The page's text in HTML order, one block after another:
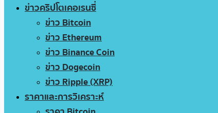
ข่าวคริปโตเคอเรนซี่
ข่าว Bitcoin
ข่าว Ethereum
ข่าว Binance Coin
ข่าว Dogecoin
ข่าว Ripple (XRP)
ราคาและการวิเคราะห์